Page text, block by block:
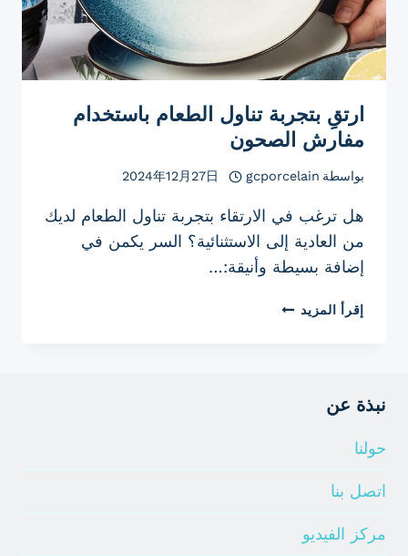
ارتقِ بتجربة تناول الطعام باستخدام
مفارش الصحون
بواسطة gcporcelain
2024年12月27日
هل ترغب في الارتقاء بتجربة تناول الطعام لديك
من العادية إلى الاستثنائية؟ السر يكمن في
إضافة بسيطة وأنيقة:…
إقرأ المزيد ارتقِ
نبذة عن
حولنا
اتصل بنا
مركز الفيديو